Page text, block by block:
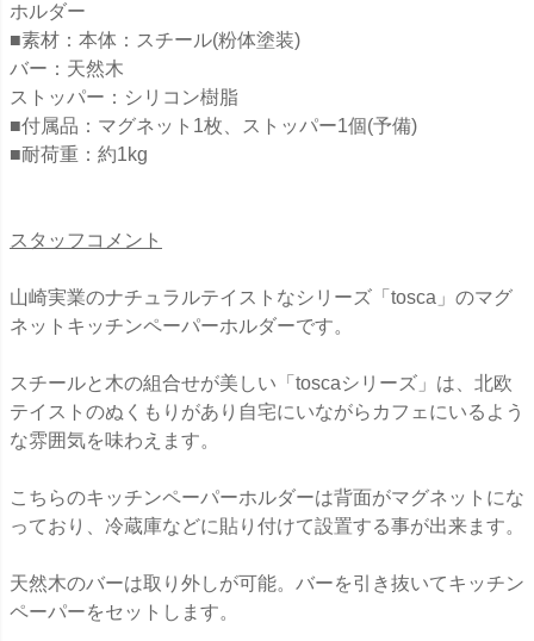
ホルダー
■素材：本体：スチール(粉体塗装)
バー：天然木
ストッパー：シリコン樹脂
■付属品：マグネット1枚、ストッパー1個(予備)
■耐荷重：約1kg
スタッフコメント
山崎実業のナチュラルテイストなシリーズ「tosca」のマグ
ネットキッチンペーパーホルダーです。
スチールと木の組合せが美しい「toscaシリーズ」は、北欧
テイストのぬくもりがあり自宅にいながらカフェにいるよう
な雰囲気を味わえます。
こちらのキッチンペーパーホルダーは背面がマグネットにな
っており、冷蔵庫などに貼り付けて設置する事が出来ます。
天然木のバーは取り外しが可能。バーを引き抜いてキッチン
ペーパーをセットします。